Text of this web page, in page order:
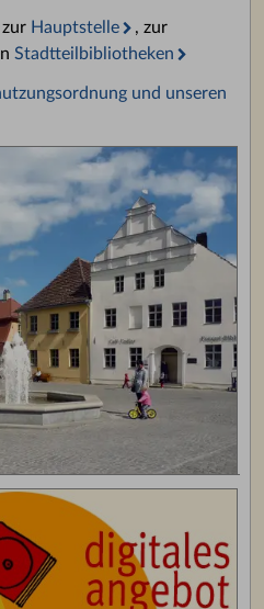
Hauptstelle
, zur
Stadtteilbibliotheken
und unseren